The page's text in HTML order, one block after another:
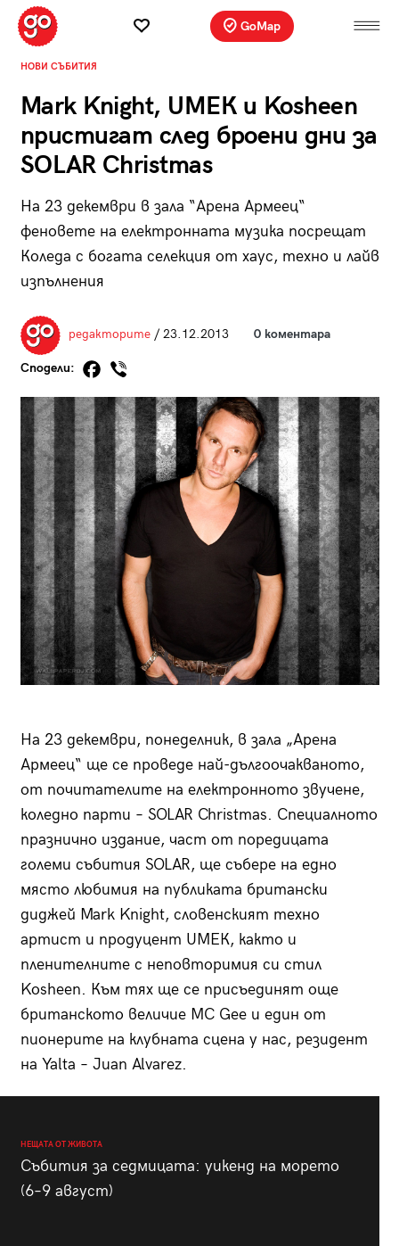
GoMap
НОВИ СЪБИТИЯ
Mark Knight, UМЕК и Kosheen
пристигат след броени дни за
SOLAR Christmas
На 23 декември в зала “Арена Армеец“
феновете на електронната музика посрещат
Коледа с богата селекция от хаус, техно и лайв
изпълнения
редакторите/ 23.12.2013 0 коментара
Сподели:
На 23 декември, понеделник, в зала „Арена
Армеец“ ще се проведе най-дългоочакваното,
от почитателите на електронното звучене,
коледно парти – SOLAR Christmas. Специалното
празнично издание, част от поредицата
големи събития SOLAR, ще събере на едно
място любимия на публиката британски
диджей Mark Knight, словенският техно
артист и продуцент UMЕК, както и
пленителните с неповторимия си стил
Kosheen. Към тях ще се присъединят още
британското величие МC Gee и един от
пионерите на клубната сцена у нас, резидент
на Yalta – Juan Alvarez.
НЕЩАТА ОТ ЖИВОТА
Събития за седмицата: уикенд на морето
(6–9 август)